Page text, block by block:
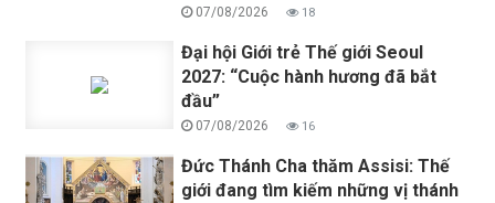
07/08/2026 18
Đại hội Giới trẻ Thế giới Seoul
2027: “Cuộc hành hương đã bắt
đầu”
07/08/2026 16
Đức Thánh Cha thăm Assisi: Thế
giới đang tìm kiếm những vị thánh